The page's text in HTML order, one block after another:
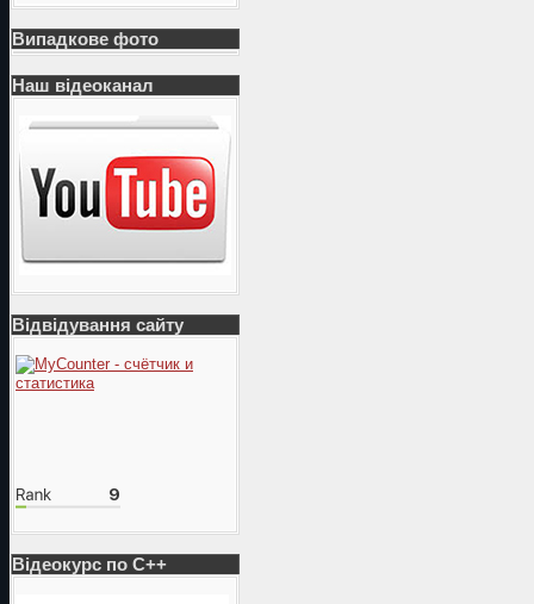
Випадкове фото
Наш відеоканал
Відвідування сайту
Відеокурс по С++